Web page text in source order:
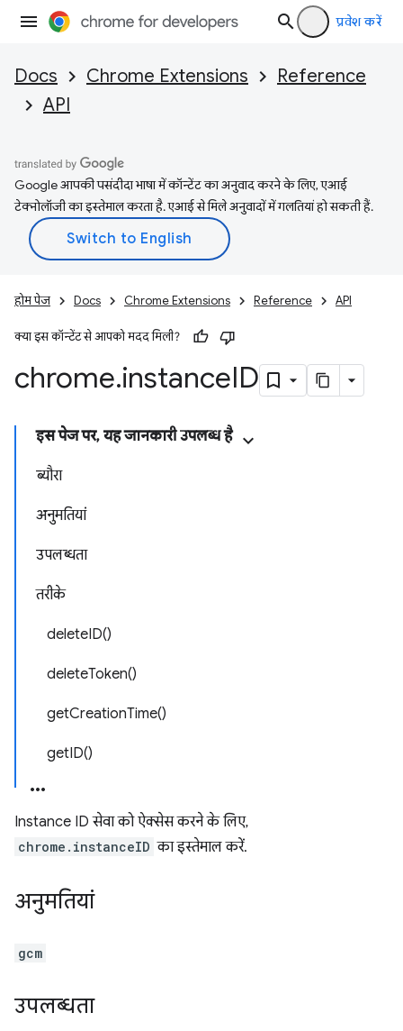
प्रवेश करें
Docs Chrome Extensions
Reference
API
Google आपकी पसंदीदा भाषा में कॉन्टेंट का अनुवाद करने के लिए, एआई
टेक्नोलॉजी का इस्तेमाल करता है. एआई से मिले अनुवादों में गलतियां हो सकती हैं.
होम पेज Docs Chrome Extensions Reference API
क्या इस कॉन्टेंट से आपको मदद मिली?
chrome.instanceID
इस पेज पर, यह जानकारी उपलब्ध है
ब्यौरा
अनुमतियां
उपलब्धता
तरीके
deleteID()
deleteToken()
getCreationTime()
getID()
Instance ID सेवा को ऐक्सेस करने के लिए,
chrome.instanceID का इस्तेमाल करें.
अनुमतियां
gcm
उपलब्धता